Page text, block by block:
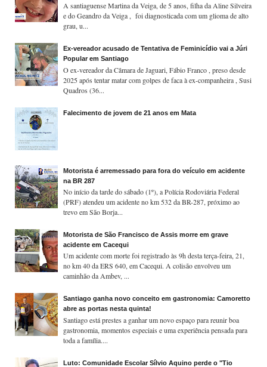
A santiaguense Martina da Veiga, de 5 anos, filha da Aline Silveira
e do Geandro da Veiga , foi diagnosticada com um glioma de alto
grau, u...
Ex-vereador acusado de Tentativa de Feminicídio vai a Júri
Popular em Santiago
O ex-vereador da Câmara de Jaguari, Fábio Franco , preso desde
2025 após tentar matar com golpes de faca à ex-companheira , Susi
Quadros (36...
Falecimento de jovem de 21 anos em Mata
Motorista é arremessado para fora do veículo em acidente
na BR 287
No início da tarde do sábado (1º), a Polícia Rodoviária Federal
(PRF) atendeu um acidente no km 532 da BR-287, próximo ao
trevo em São Borja...
Motorista de São Francisco de Assis morre em grave
acidente em Cacequi
Um acidente com morte foi registrado às 9h desta terça-feira, 21,
no km 40 da ERS 640, em Cacequi. A colisão envolveu um
caminhão da Ambev, ...
Santiago ganha novo conceito em gastronomia: Camoretto
abre as portas nesta quinta!
Santiago está prestes a ganhar um novo espaço para reunir boa
gastronomia, momentos especiais e uma experiência pensada para
toda a família....
Luto: Comunidade Escolar Sílvio Aquino perde o "Tio